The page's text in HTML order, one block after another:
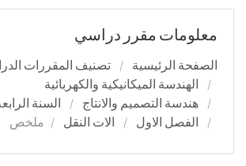
معلومات مقرر دراسي
الصفحة الرئيسية
تصنيف المقررات
الهندسة الميكانيكية والكهربائية
هندسة التصميم والانتاج
السنة
الفصل الاول
الات النقل ملخص